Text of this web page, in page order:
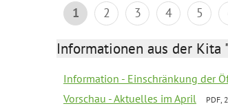
1 2 3 4 5
Informationen aus der Kita
Information - Einschränkung der
Vorschau - Aktuelles im April PDF,